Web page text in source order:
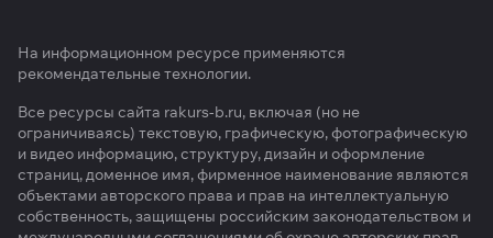
На информационном ресурсе применяются
рекомендательные технологии.
Все ресурсы сайта rakurs-b.ru, включая (но не
ограничиваясь) текстовую, графическую, фотографическую
и видео информацию, структуру, дизайн и оформление
страниц, доменное имя, фирменное наименование являются
объектами авторского права и прав на интеллектуальную
собственность, защищены российским законодательством и